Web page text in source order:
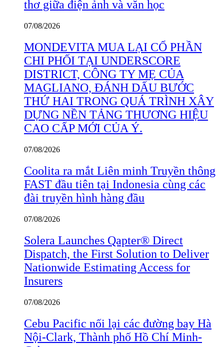
thơ giữa điện ảnh và văn học
07/08/2026
MONDEVITA MUA LẠI CỔ PHẦN
CHI PHỐI TẠI UNDERSCORE
DISTRICT, CÔNG TY MẸ CỦA
MAGLIANO, ĐÁNH DẤU BƯỚC
THỨ HAI TRONG QUÁ TRÌNH XÂY
DỰNG NỀN TẢNG THƯƠNG HIỆU
CAO CẤP MỚI CỦA Ý.
07/08/2026
Coolita ra mắt Liên minh Truyền thông
FAST đầu tiên tại Indonesia cùng các
đài truyền hình hàng đầu
07/08/2026
Solera Launches Qapter® Direct
Dispatch, the First Solution to Deliver
Nationwide Estimating Access for
Insurers
07/08/2026
Cebu Pacific nối lại các đường bay Hà
Nội-Clark, Thành phố Hồ Chí Minh-